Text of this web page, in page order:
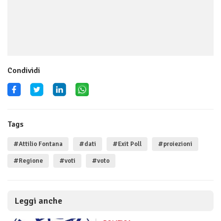
Condividi
Tags
#Attilio Fontana #dati #Exit Poll #proiezioni
#Regione #voti #voto
Leggi anche